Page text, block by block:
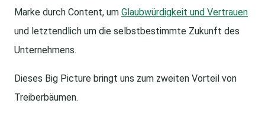
Marke durch Content, um Glaubwürdigkeit und Vertrauen
und letztendlich um die selbstbestimmte Zukunft des
Unternehmens.
Dieses Big Picture bringt uns zum zweiten Vorteil von
Treiberbäumen.